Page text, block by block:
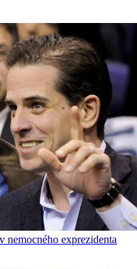
nemocného exprezidenta